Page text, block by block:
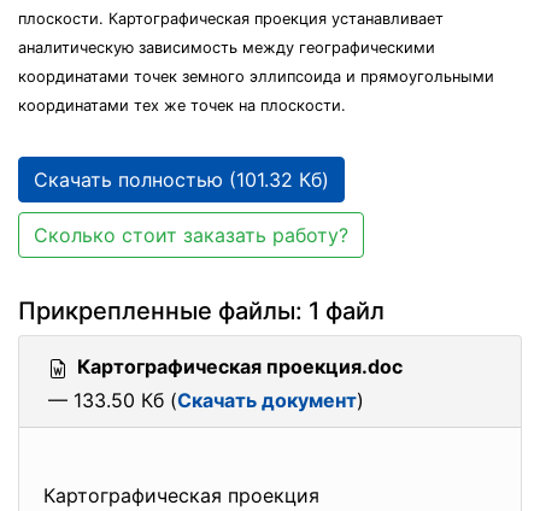
плоскости. Картографическая проекция устанавливает
аналитическую зависимость между географическими
координатами точек земного эллипсоида и прямоугольными
координатами тех же точек на плоскости.
Скачать полностью (101.32 Кб)
Сколько стоит заказать работу?
Прикрепленные файлы: 1 файл
Картографическая проекция.doc
— 133.50 Кб (Скачать документ)
Картографическая проекция